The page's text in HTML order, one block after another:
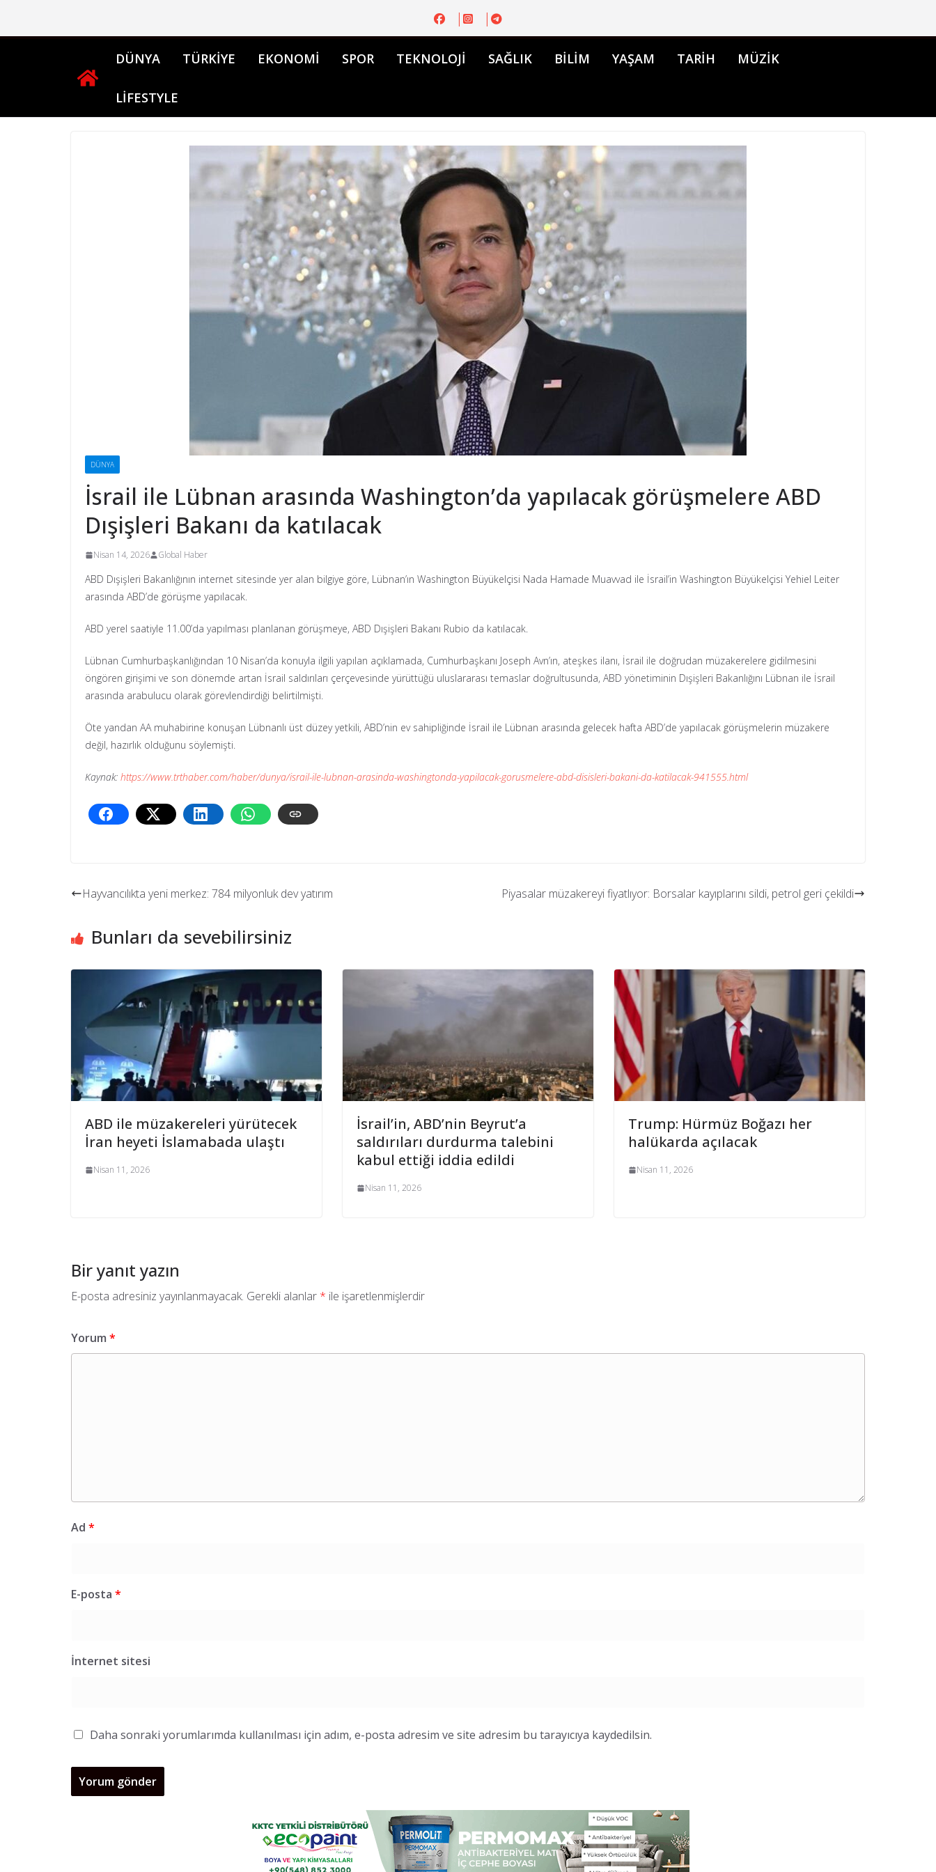
DÜNYA TÜRKİYE EKONOMİ SPOR TEKNOLOJİ SAĞLIK BİLİM YAŞAM TARİH MÜZİK
LİFESTYLE
DÜNYA
İsrail ile Lübnan arasında Washington’da yapılacak görüşmelere ABD
Dışişleri Bakanı da katılacak
Nisan 14, 2026 Global Haber
ABD Dışişleri Bakanlığının internet sitesinde yer alan bilgiye göre, Lübnan’ın Washington Büyükelçisi Nada Hamade Muavvad ile İsrail’in Washington Büyükelçisi Yehiel Leiter
arasında ABD’de görüşme yapılacak.
ABD yerel saatiyle 11.00’da yapılması planlanan görüşmeye, ABD Dışişleri Bakanı Rubio da katılacak.
Lübnan Cumhurbaşkanlığından 10 Nisan’da konuyla ilgili yapılan açıklamada, Cumhurbaşkanı Joseph Avn’ın, ateşkes ilanı, İsrail ile doğrudan müzakerelere gidilmesini
öngören girişimi ve son dönemde artan İsrail saldırıları çerçevesinde yürüttüğü uluslararası temaslar doğrultusunda, ABD yönetiminin Dışişleri Bakanlığını Lübnan ile İsrail
arasında arabulucu olarak görevlendirdiği belirtilmişti.
Öte yandan AA muhabirine konuşan Lübnanlı üst düzey yetkili, ABD’nin ev sahipliğinde İsrail ile Lübnan arasında gelecek hafta ABD’de yapılacak görüşmelerin müzakere
değil, hazırlık olduğunu söylemişti.
Kaynak: https://www.trthaber.com/haber/dunya/israil-ile-lubnan-arasinda-washingtonda-yapilacak-gorusmelere-abd-disisleri-bakani-da-katilacak-941555.html
Hayvancılıkta yeni merkez: 784 milyonluk dev yatırım Piyasalar müzakereyi fiyatlıyor: Borsalar kayıplarını sildi, petrol geri çekildi
Bunları da sevebilirsiniz
ABD ile müzakereleri yürütecek
İran heyeti İslamabada ulaştı
Nisan 11, 2026
İsrail’in, ABD’nin Beyrut’a
saldırıları durdurma talebini
kabul ettiği iddia edildi
Nisan 11, 2026
Trump: Hürmüz Boğazı her
halükarda açılacak
Nisan 11, 2026
Bir yanıt yazın
E-posta adresiniz yayınlanmayacak. Gerekli alanlar * ile işaretlenmişlerdir
Yorum *
Ad *
E-posta *
İnternet sitesi
Daha sonraki yorumlarımda kullanılması için adım, e-posta adresim ve site adresim bu tarayıcıya kaydedilsin.